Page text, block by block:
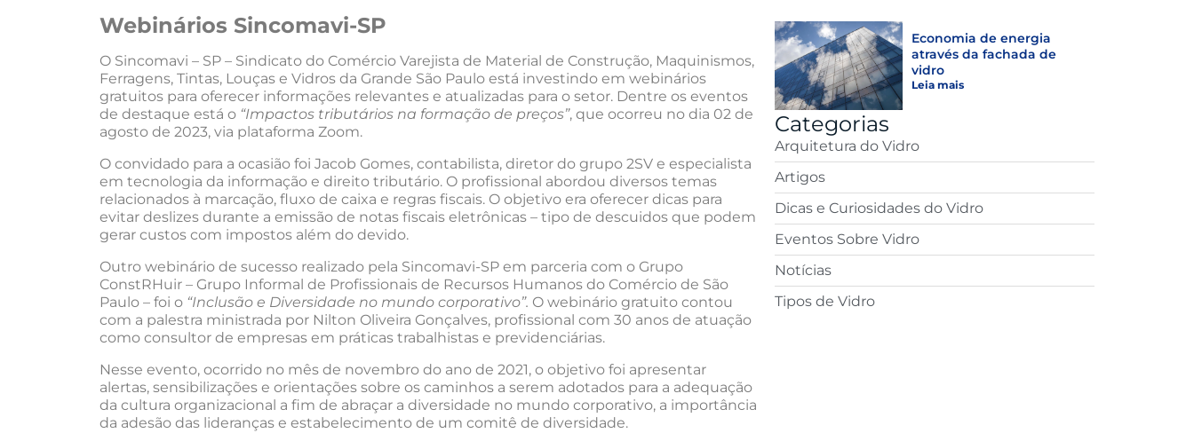
Webinários Sincomavi-SP
O Sincomavi – SP – Sindicato do Comércio Varejista de Material de Construção, Maquinismos,
Ferragens, Tintas, Louças e Vidros da Grande São Paulo está investindo em webinários
gratuitos para oferecer informações relevantes e atualizadas para o setor. Dentre os eventos
de destaque está o “Impactos tributários na formação de preços”, que ocorreu no dia 02 de
agosto de 2023, via plataforma Zoom.
O convidado para a ocasião foi Jacob Gomes, contabilista, diretor do grupo 2SV e especialista
em tecnologia da informação e direito tributário. O profissional abordou diversos temas
relacionados à marcação, fluxo de caixa e regras fiscais. O objetivo era oferecer dicas para
evitar deslizes durante a emissão de notas fiscais eletrônicas – tipo de descuidos que podem
gerar custos com impostos além do devido.
Outro webinário de sucesso realizado pela Sincomavi-SP em parceria com o Grupo
ConstRHuir – Grupo Informal de Profissionais de Recursos Humanos do Comércio de São
Paulo – foi o “Inclusão e Diversidade no mundo corporativo”. O webinário gratuito contou
com a palestra ministrada por Nilton Oliveira Gonçalves, profissional com 30 anos de atuação
como consultor de empresas em práticas trabalhistas e previdenciárias.
Nesse evento, ocorrido no mês de novembro do ano de 2021, o objetivo foi apresentar
alertas, sensibilizações e orientações sobre os caminhos a serem adotados para a adequação
da cultura organizacional a fim de abraçar a diversidade no mundo corporativo, a importância
da adesão das lideranças e estabelecimento de um comitê de diversidade.
Economia de energia
através da fachada de
vidro
Leia mais
Categorias
Arquitetura do Vidro
Artigos
Dicas e Curiosidades do Vidro
Eventos Sobre Vidro
Notícias
Tipos de Vidro